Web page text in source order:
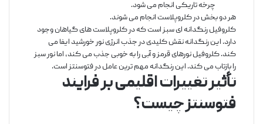
چرخه تاریکی انجام می شود.
هر دو بخش در کلروپلاست انجام می شوند.
کلروفیل رنگدانه ای سبز است که در کلروپلاست های گیاهان وجود
دارد. این رنگدانه نقش کلیدی در جذب انرژی نور خورشید ایفا می
کند. کلروفیل نورهای قرمز و آبی را به خوبی جذب می کند، اما نور سبز
را بازتاب می کند. این رنگدانه مهم ترین عامل در فتوسنتز است.
تأثیر تغییرات اقلیمی بر فرایند
فتوسنتز چیست؟